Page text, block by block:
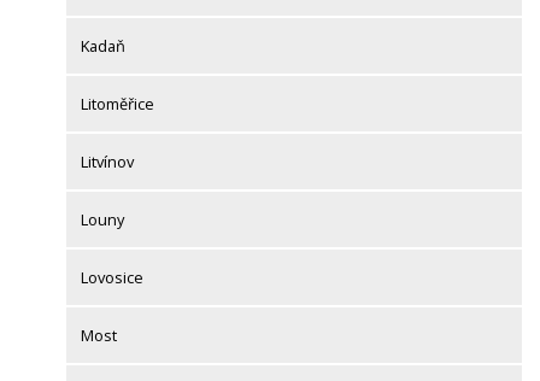
Kadaň
Litoměřice
Litvínov
Louny
Lovosice
Most